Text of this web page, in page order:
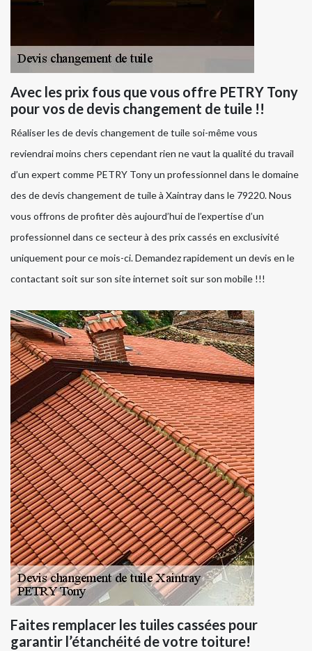
Avec les prix fous que vous offre PETRY Tony
pour vos de devis changement de tuile !!
Réaliser les de devis changement de tuile soi-même vous
reviendrai moins chers cependant rien ne vaut la qualité du travail
d’un expert comme PETRY Tony un professionnel dans le domaine
des de devis changement de tuile à Xaintray dans le 79220. Nous
vous offrons de profiter dès aujourd’hui de l’expertise d’un
professionnel dans ce secteur à des prix cassés en exclusivité
uniquement pour ce mois-ci. Demandez rapidement un devis en le
contactant soit sur son site internet soit sur son mobile !!!
Faites remplacer les tuiles cassées pour
garantir l’étanchéité de votre toiture!